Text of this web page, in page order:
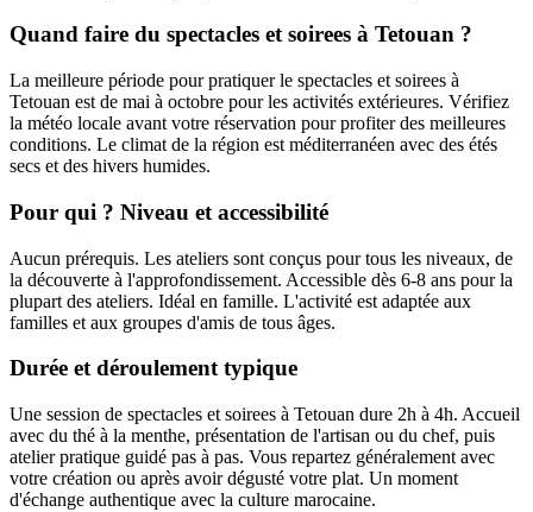
Quand faire du spectacles et soirees à Tetouan ?
La meilleure période pour pratiquer le spectacles et soirees à
Tetouan est de mai à octobre pour les activités extérieures. Vérifiez
la météo locale avant votre réservation pour profiter des meilleures
conditions. Le climat de la région est méditerranéen avec des étés
secs et des hivers humides.
Pour qui ? Niveau et accessibilité
Aucun prérequis. Les ateliers sont conçus pour tous les niveaux, de
la découverte à l'approfondissement. Accessible dès 6-8 ans pour la
plupart des ateliers. Idéal en famille. L'activité est adaptée aux
familles et aux groupes d'amis de tous âges.
Durée et déroulement typique
Une session de spectacles et soirees à Tetouan dure 2h à 4h. Accueil
avec du thé à la menthe, présentation de l'artisan ou du chef, puis
atelier pratique guidé pas à pas. Vous repartez généralement avec
votre création ou après avoir dégusté votre plat. Un moment
d'échange authentique avec la culture marocaine.